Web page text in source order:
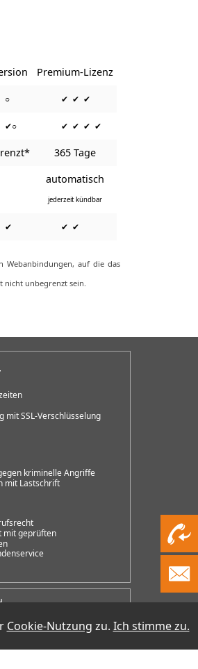
Cookie-Nutzung zu. Ich stimme zu.
Premium-Lizenz
○ ✔ ✔ ✔
✔○ ✔ ✔ ✔ ✔
365 Tage
automatisch
jederzeit kündbar
✔ ✔ ✔
Webanbindungen, auf die das
unbegrenzt sein.
mit SSL-Verschlüsselung
kriminelle Angriffe
mit Lastschrift
mit geprüften